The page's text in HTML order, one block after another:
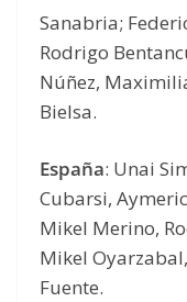
Sanabria;
Rodrigo
Núñez,
Bielsa.
España: Unai
Cubarsi,
Mikel Merino,
Mikel
Fuente.